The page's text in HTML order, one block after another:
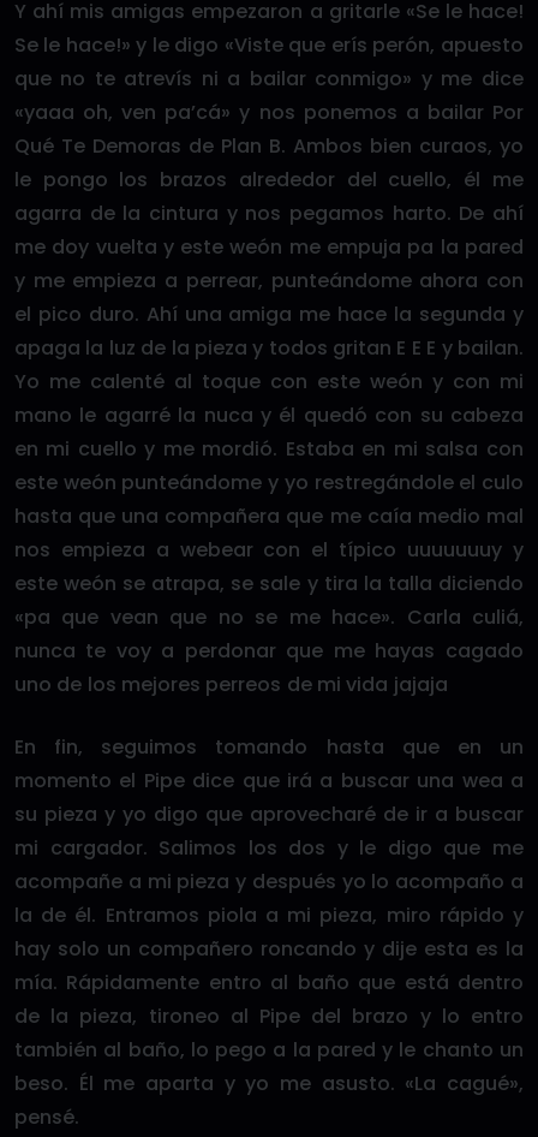
Y ahí mis amigas empezaron a gritarle «Se le hace!
Se le hace!» y le digo «Viste que erís perón, apuesto
que no te atrevís ni a bailar conmigo» y me dice
«yaaa oh, ven pa’cá» y nos ponemos a bailar Por
Qué Te Demoras de Plan B. Ambos bien curaos, yo
le pongo los brazos alrededor del cuello, él me
agarra de la cintura y nos pegamos harto. De ahí
me doy vuelta y este weón me empuja pa la pared
y me empieza a perrear, punteándome ahora con
el pico duro. Ahí una amiga me hace la segunda y
apaga la luz de la pieza y todos gritan E E E y bailan.
Yo me calenté al toque con este weón y con mi
mano le agarré la nuca y él quedó con su cabeza
en mi cuello y me mordió. Estaba en mi salsa con
este weón punteándome y yo restregándole el culo
hasta que una compañera que me caía medio mal
nos empieza a webear con el típico uuuuuuuy y
este weón se atrapa, se sale y tira la talla diciendo
«pa que vean que no se me hace». Carla culiá,
nunca te voy a perdonar que me hayas cagado
uno de los mejores perreos de mi vida jajaja
En fin, seguimos tomando hasta que en un
momento el Pipe dice que irá a buscar una wea a
su pieza y yo digo que aprovecharé de ir a buscar
mi cargador. Salimos los dos y le digo que me
acompañe a mi pieza y después yo lo acompaño a
la de él. Entramos piola a mi pieza, miro rápido y
hay solo un compañero roncando y dije esta es la
mía. Rápidamente entro al baño que está dentro
de la pieza, tironeo al Pipe del brazo y lo entro
también al baño, lo pego a la pared y le chanto un
beso. Él me aparta y yo me asusto. «La cagué»,
pensé.